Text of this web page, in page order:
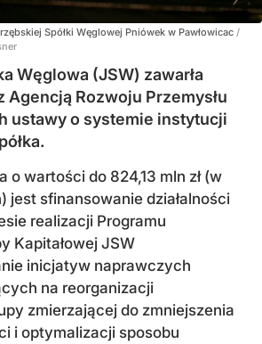
Spółki Węglowej Pniówek w Pawłowicac /
Węglowa (JSW) zawarła
Agencją Rozwoju Przemysłu
ustawy o systemie instytucji
o wartości do 824,13 mln zł (w
jest sfinansowanie działalności
realizacji Programu
Kapitałowej JSW
inicjatyw naprawczych
na reorganizacji
zmierzającej do zmniejszenia
i optymalizacji sposobu